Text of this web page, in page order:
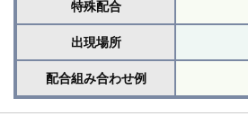
特殊配合
出現場所
配合組み合わせ例